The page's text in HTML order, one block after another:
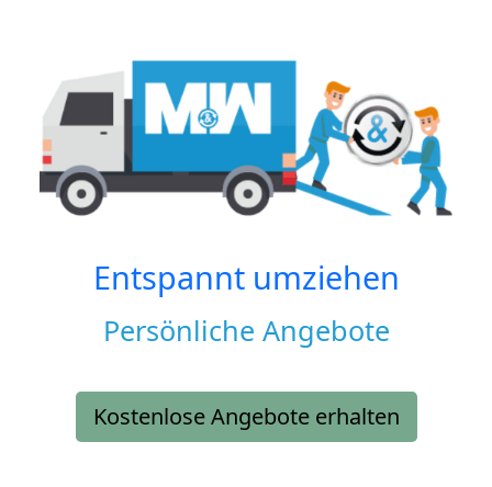
Entspannt umziehen
Persönliche Angebote
Kostenlose Angebote erhalten